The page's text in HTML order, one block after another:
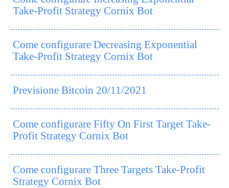
Take-Profit Strategy Cornix Bot
Come configurare Decreasing Exponential
Take-Profit Strategy Cornix Bot
Previsione Bitcoin 20/11/2021
Come configurare Fifty On First Target Take-
Profit Strategy Cornix Bot
Come configurare Three Targets Take-Profit
Strategy Cornix Bot